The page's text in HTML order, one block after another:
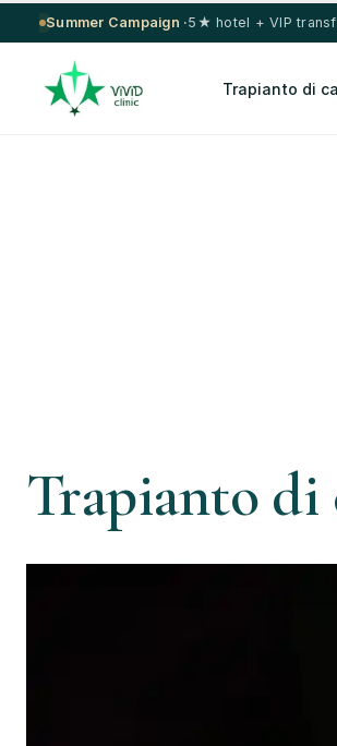
Summer Campaign ·5★ hotel + VIP
Trapianto di
Trapianto di